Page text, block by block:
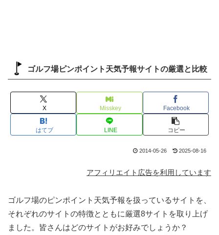
ゴルフ場ピンポイント天気予報サイトの厳選と比較
X Misskey Facebook
はてブ LINE コピー
2014-05-26 2025-08-16
アフィリエイト広告を利用しています
ゴルフ場のピンポイント天気予報を扱っているサイトを、
それぞれのサイトの特徴とともに厳選8サイトを取り上げ
ました。皆さんはどのサイトがお好みでしょうか？